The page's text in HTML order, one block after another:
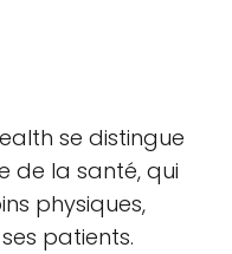
se distingue
de la santé, qui
physiques,
patients.